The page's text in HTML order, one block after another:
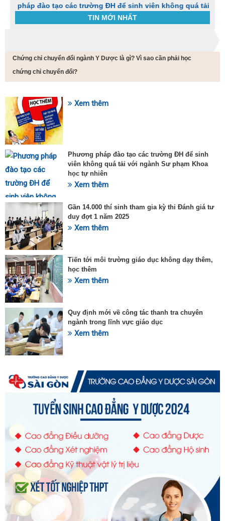
đào tạo các trường ĐH để sinh viên không quá tải với ngành
TIN MỚI NHẤT
Chứng chỉ chuyển đổi ngành Y Dược là gì? Vì sao cần phải học
chứng chỉ chuyển đổi?
SỰ KIỆN HOT Xem thêm
Phương pháp đào tạo các trường ĐH để sinh
viên không quá tải với ngành Sư phạm Khoa
học tự nhiên
Xem thêm
Gần 14.000 thí sinh tham gia kỳ thi Đánh giá tư
duy đợt 1 năm 2025
Xem thêm
Tiến tới môi trường giáo dục không dạy thêm,
học thêm
Xem thêm
Quy định mới về công tác thanh tra chuyên
ngành trong lĩnh vực giáo dục
Xem thêm